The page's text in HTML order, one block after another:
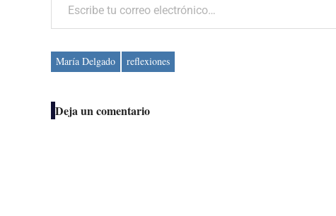
María Delgado reflexiones
Deja un comentario